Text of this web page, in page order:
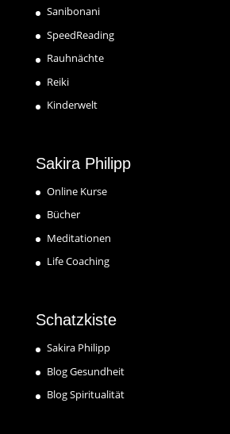
Sanibonani
SpeedReading
Rauhnächte
Reiki
Kinderwelt
Sakira Philipp
Online Kurse
Bücher
Meditationen
Life Coaching
Schatzkiste
Sakira Philipp
Blog Gesundheit
Blog Spiritualität